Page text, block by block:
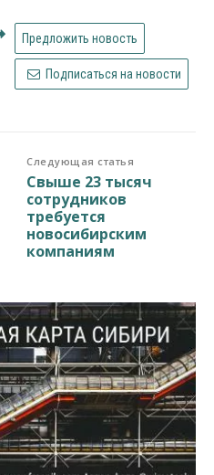
Предложить новость
Подписаться на новости
Следующая статья
Свыше 23 тысяч
сотрудников
требуется
новосибирским
компаниям